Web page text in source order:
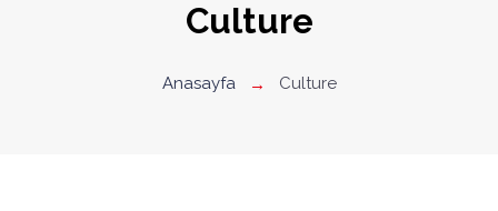
Culture
Anasayfa Culture